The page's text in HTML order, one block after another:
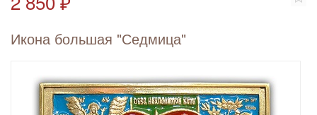
Икона большая "Седмица"